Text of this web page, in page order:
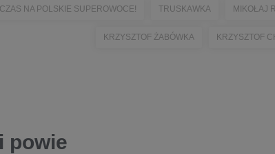
CZAS NA POLSKIE SUPEROWOCE! TRUSKAWKA MIKOŁAJ
KRZYSZTOF ŻABÓWKA KRZYSZTOF
powie